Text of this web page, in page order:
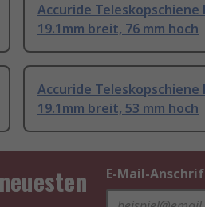
Accuride Teleskopschiene
19.1mm breit, 76 mm hoch
Accuride Teleskopschiene
19.1mm breit, 53 mm hoch
E-Mail-